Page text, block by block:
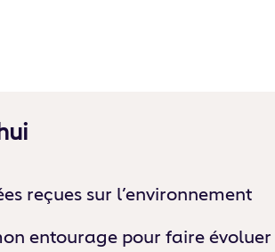
reçues sur l’environnement
entourage pour faire